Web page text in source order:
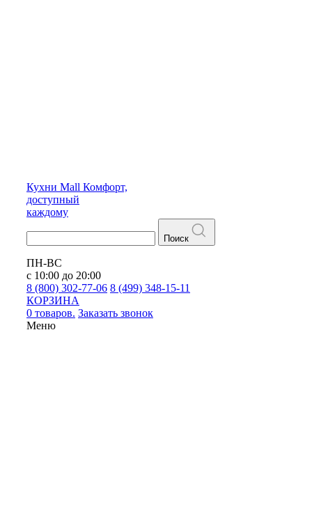
Кухни Mall Комфорт,
доступный
каждому
Поиск
ПН-ВС
с 10:00 до 20:00
8 (800) 302-77-06 8 (499) 348-15-11
КОРЗИНА
0 товаров. Заказать звонок
Меню